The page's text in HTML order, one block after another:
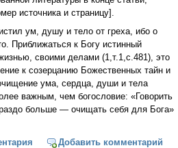
источника и страницу].
ум, душу и тело от греха, ибо о
Приближаться к Богу истинный
своими делами (1,т.1,с.481), это
к созерцанию Божественных тайн и
ума, сердца, души и тела
важным, чем богословие: «Говорить
больше — очищать себя для Бога»
и поэзия (Валерий Лепахин)
Добавить комментарий